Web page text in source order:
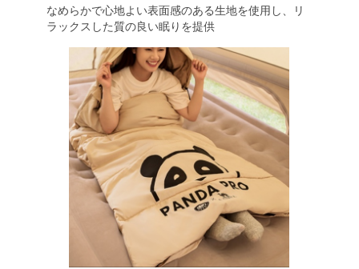
なめらかで心地よい表面感のある生地を使用し、リ
ラックスした質の良い眠りを提供